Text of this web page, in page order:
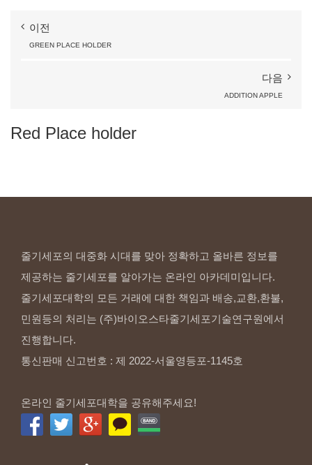
이전
GREEN PLACE HOLDER
다음
ADDITIONAPPLE
Red Place holder
줄기세포의 대중화 시대를 맞아 정확하고 올바른 정보를
제공하는 줄기세포를 알아가는 온라인 아카데미입니다.
줄기세포대학의 모든 거래에 대한 책임과 배송,교환,환불,
민원등의 처리는 (주)바이오스타줄기세포기술연구원에서
진행합니다.
통신판매 신고번호 : 제 2022-서울영등포-1145호
온라인 줄기세포대학을 공유해주세요!